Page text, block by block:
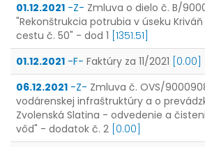
01.12.2021 -Z- Zmluva o dielo č. B/
"Rekonštrukcia potrubia v úseku
cestu č. 50" - dod 1 [1351.51]
01.12.2021 -F- Faktúry za 11/2021 [0.00]
06.12.2021 -Z- Zmluva č. OVS/
vodárenskej infraštruktúry a o
Zvolenská Slatina - odvedenie a
vôd" - dodatok č. 2 [0.00]